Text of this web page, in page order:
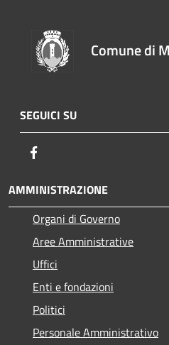
Comune di
SEGUICI SU
AMMINISTRAZIONE
Organi di Governo
Aree Amministrative
Uffici
Enti e fondazioni
Politici
Personale Amministrativo